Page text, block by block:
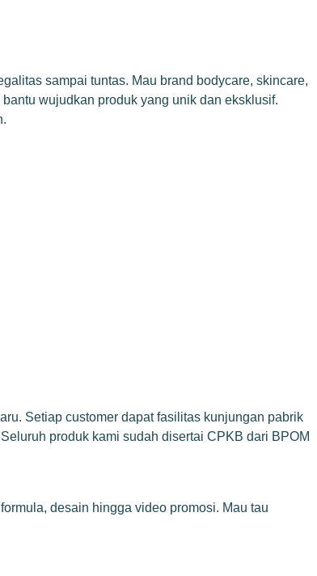
sampai tuntas. Mau brand bodycare, skincare,
wujudkan produk yang unik dan eksklusif.
Setiap customer dapat fasilitas kunjungan pabrik
produk kami sudah disertai CPKB dari BPOM
desain hingga video promosi. Mau tau